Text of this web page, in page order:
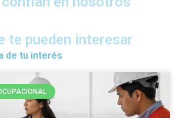
te pueden interesar
de tu interés